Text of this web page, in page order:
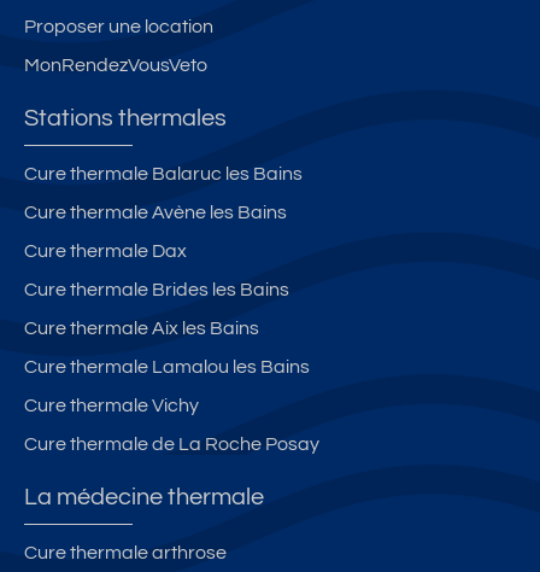
Proposer une location
MonRendezVousVeto
Stations thermales
Cure thermale Balaruc les Bains
Cure thermale Avène les Bains
Cure thermale Dax
Cure thermale Brides les Bains
Cure thermale Aix les Bains
Cure thermale Lamalou les Bains
Cure thermale Vichy
Cure thermale de La Roche Posay
La médecine thermale
Cure thermale arthrose